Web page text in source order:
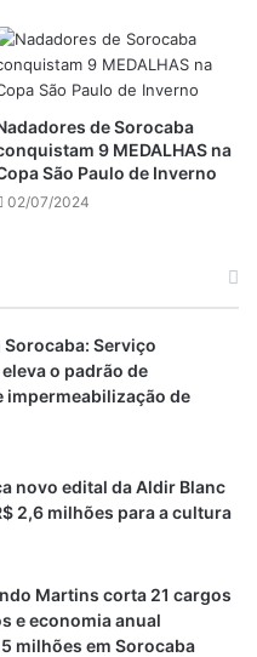
de Sorocaba
9 MEDALHAS na
São Paulo de Inverno
02/07/2024
Sorocaba: Serviço
o padrão de
impermeabilização de
novo edital da Aldir Blanc
2,6 milhões para a cultura
Martins corta 21 cargos
e economia anual
milhões em Sorocaba